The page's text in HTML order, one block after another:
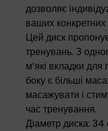
дозволяє
ваших
Цей диск
тренувань. З
м’які вкладки
боку є більші
масажувати і
час тренування.
Діаметр диска: 34